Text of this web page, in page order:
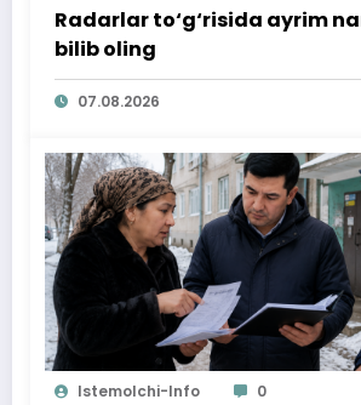
Radarlar to‘g‘risida ayrim
bilib oling
07.08.2026
Istemolchi-Info 0